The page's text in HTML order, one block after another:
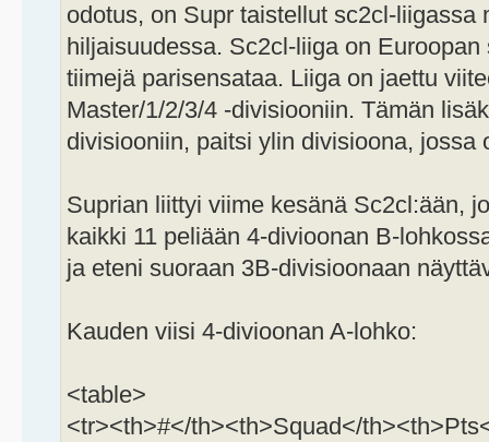
odotus, on Supr taistellut sc2cl-liigassa
hiljaisuudessa. Sc2cl-liiga on
tiimejä parisensataa. Liiga on jaettu
Master/1/2/3/4 -divisiooniin. Tämän
divisiooniin, paitsi ylin divisioona, jossa
Suprian liittyi viime kesänä Sc2cl:ään,
kaikki 11 peliään 4-divioonan B-
ja eteni suoraan 3B-divisioonaan
Kauden viisi 4-divioonan A-lohko:
<table>
<tr><th>#</th><th>Squad</